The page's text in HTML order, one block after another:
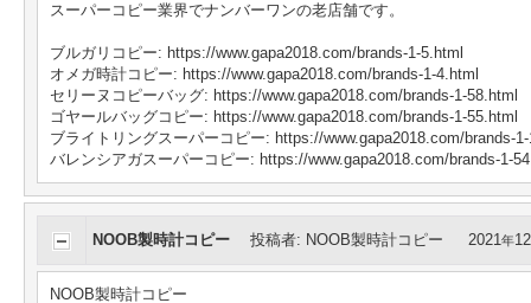
スーパーコピー業界でナンバーワンの老店舗です。
ブルガリコピー: https://www.gapa2018.com/brands-1-5.html
オメガ時計コピー: https://www.gapa2018.com/brands-1-4.html
セリーヌコピーバッグ: https://www.gapa2018.com/brands-1-58.html
ゴヤールバッグコピー: https://www.gapa2018.com/brands-1-55.html
ブライトリングスーパーコピー: https://www.gapa2018.com/brands-
バレンシアガスーパーコピー: https://www.gapa2018.com/brands-1-
NOOB製時計コピー 投稿者: NOOB製時計コピー 2021年12
NOOB製時計コピー